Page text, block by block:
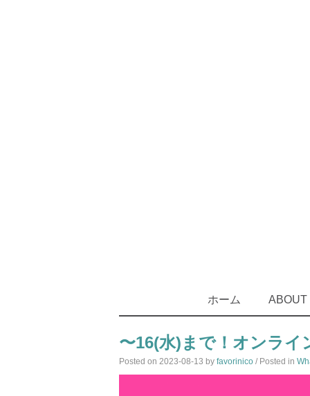
ホーム ABOUT
〜16(水)まで！オンライ
Posted on 2023-08-13 by favorinico / Posted in